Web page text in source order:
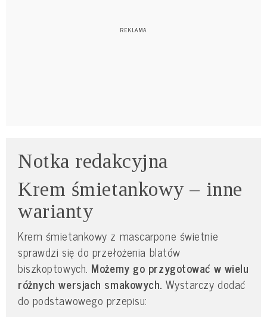
Notka redakcyjna
Krem śmietankowy – inne
warianty
Krem śmietankowy z mascarpone świetnie
sprawdzi się do przełożenia blatów
biszkoptowych. Możemy go przygotować w wielu
różnych wersjach smakowych. Wystarczy dodać
do podstawowego przepisu: